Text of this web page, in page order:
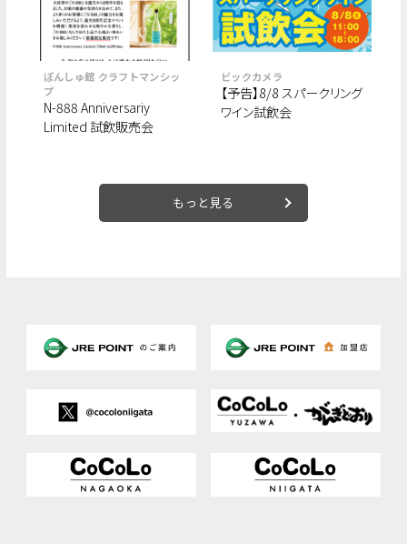
ぽんしゅ館 クラフトマンシッ
プ
N-888 Anniversariy
Limited 試飲販売会
ビックカメラ
【予告】8/8 スパークリング
ワイン試飲会
もっと見る